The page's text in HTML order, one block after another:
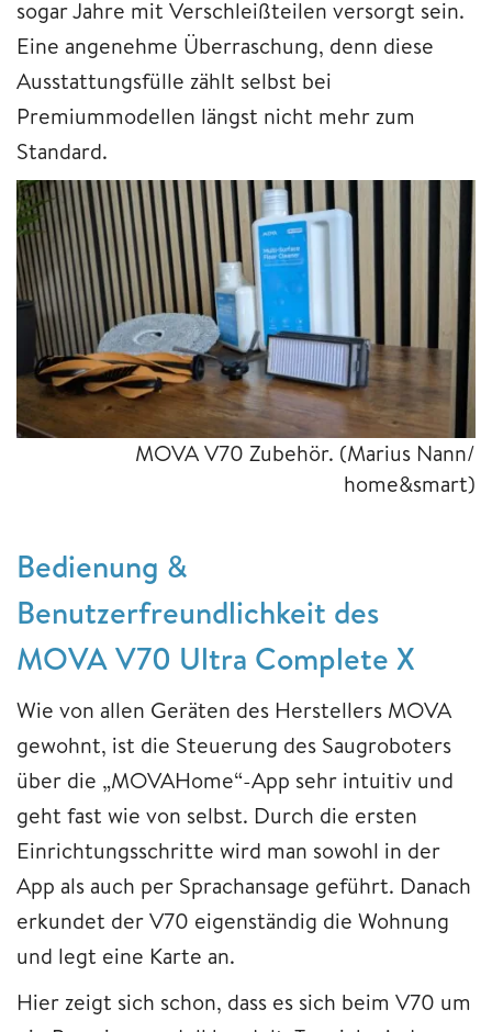
sogar Jahre mit Verschleißteilen versorgt sein.
Eine angenehme Überraschung, denn diese
Ausstattungsfülle zählt selbst bei
Premiummodellen längst nicht mehr zum
Standard.
MOVA V70 Zubehör. (Marius Nann/
home&smart)
Bedienung &
Benutzerfreundlichkeit des
MOVA V70 Ultra Complete X
Wie von allen Geräten des Herstellers MOVA
gewohnt, ist die Steuerung des Saugroboters
über die „MOVAHome“-App sehr intuitiv und
geht fast wie von selbst. Durch die ersten
Einrichtungsschritte wird man sowohl in der
App als auch per Sprachansage geführt. Danach
erkundet der V70 eigenständig die Wohnung
und legt eine Karte an.
Hier zeigt sich schon, dass es sich beim V70 um